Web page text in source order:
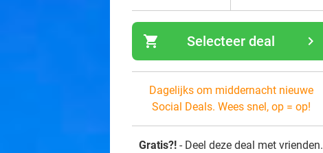
shopping_cart navigate_next
Selecteer deal
Dagelijks om middernacht nieuwe
Social Deals. Wees snel, op = op!
Gratis?! - Deel deze deal met vrienden.